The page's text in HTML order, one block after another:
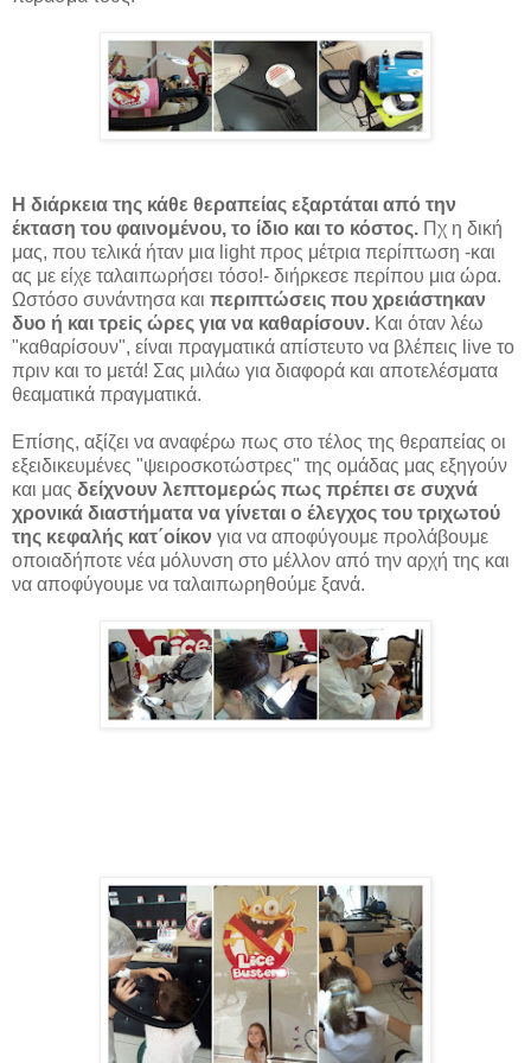
Η διάρκεια της κάθε θεραπείας εξαρτάται από την
έκταση του φαινομένου, το ίδιο και το κόστος. Πχ η δική
μας, που τελικά ήταν μια light προς μέτρια περίπτωση -και
ας με είχε ταλαιπωρήσει τόσο!- διήρκεσε περίπου μια ώρα.
Ωστόσο συνάντησα και περιπτώσεις που χρειάστηκαν
δυο ή και τρεiς ώρες για να καθαρίσουν. Και όταν λέω
"καθαρίσουν", είναι πραγματικά απίστευτο να βλέπεις live το
πριν και το μετά! Σας μιλάω για διαφορά και αποτελέσματα
θεαματικά πραγματικά.
Επίσης, αξίζει να αναφέρω πως στο τέλος της θεραπείας οι
εξειδικευμένες "ψειροσκοτώστρες" της ομάδας μας εξηγούν
και μας δείχνουν λεπτομερώς πως πρέπει σε συχνά
χρονικά διαστήματα να γίνεται ο έλεγχος του τριχωτού
της κεφαλής κατ΄οίκον για να αποφύγουμε προλάβουμε
οποιαδήποτε νέα μόλυνση στο μέλλον από την αρχή της και
να αποφύγουμε να ταλαιπωρηθούμε ξανά.